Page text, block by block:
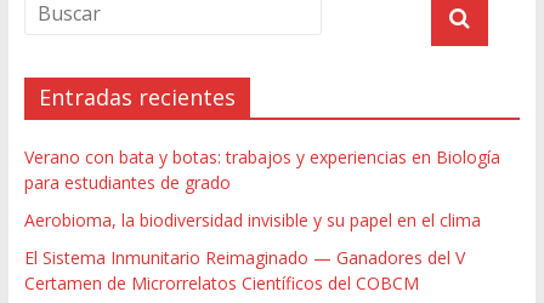
Entradas recientes
Verano con bata y botas: trabajos y experiencias en Biología
para estudiantes de grado
Aerobioma, la biodiversidad invisible y su papel en el clima
El Sistema Inmunitario Reimaginado — Ganadores del V
Certamen de Microrrelatos Científicos del COBCM